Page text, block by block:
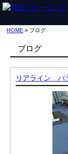
HOME » ブログ
ブログ
リアライン バ